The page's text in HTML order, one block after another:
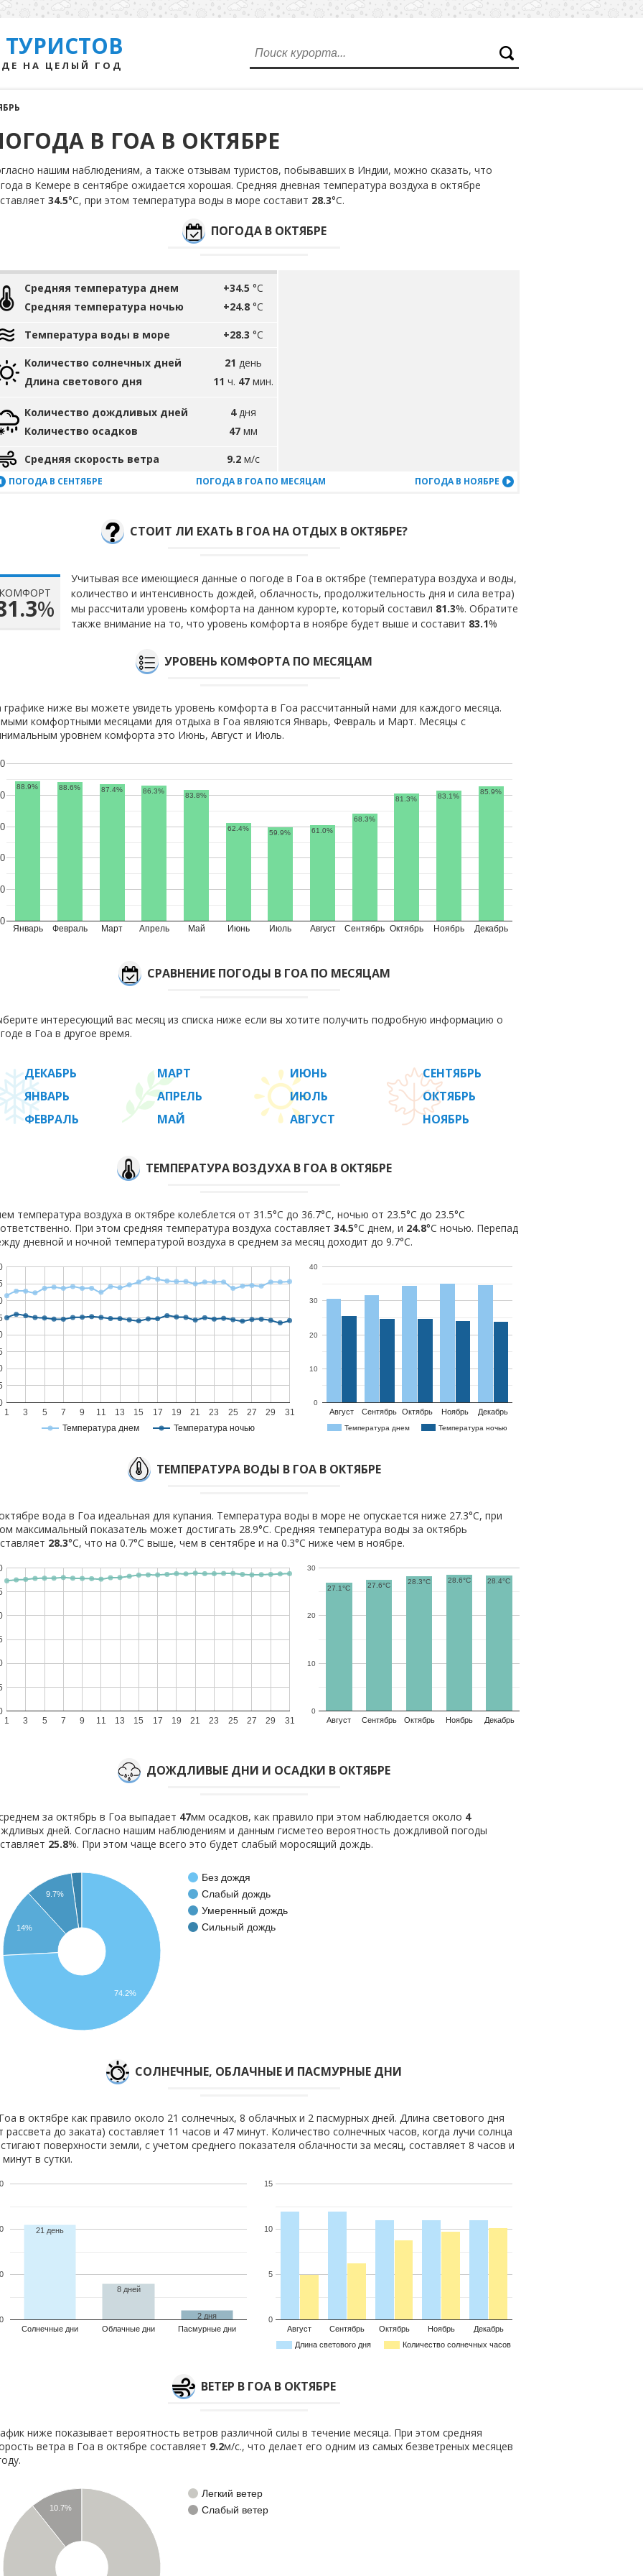
НА ЦЕЛЫЙ ГОД
В ГОА В ОКТЯБРЕ
нашим наблюдениям, а также отзывам туристов, побывавших в Индии, можно сказать, что
в Кемере в сентябре ожидается хорошая. Средняя дневная температура воздуха в октябре
34.5°С, при этом температура воды в море составит 28.3°С.
ПОГОДА В ОКТЯБРЕ
Средняя температура днем
Средняя температура ночью
+34.5 °C
+24.8 °C
Температура воды в море +28.3 °C
Количество солнечных дней
Длина светового дня
21 день
11 ч. 47 мин.
Количество дождливых дней
Количество осадков
4дня
47 мм
Средняя скорость ветра 9.2 м/с
ПОГОДА В СЕНТЯБРЕ ПОГОДА В ГОА ПО МЕСЯЦАМ ПОГОДА В НОЯБРЕ
СТОИТ ЛИ ЕХАТЬ В ГОА НА ОТДЫХ В ОКТЯБРЕ?
КОМФОРТ
%
Учитывая все имеющиеся данные о погоде в Гоа в октябре (температура воздуха и воды,
количество и интенсивность дождей, облачность, продолжительность дня и сила ветра)
мы рассчитали уровень комфорта на данном курорте, который составил 81.3%. Обратите
также внимание на то, что уровень комфорта в ноябре будет выше и составит 83.1%
УРОВЕНЬ КОМФОРТА ПО МЕСЯЦАМ
графике ниже вы можете увидеть уровень комфорта в Гоа рассчитанный нами для каждого месяца.
комфортными месяцами для отдыха в Гоа являются Январь, Февраль и Март. Месяцы с
уровнем комфорта это Июнь, Август и Июль.
Январь Февраль Март Апрель Май Июнь Июль Август Сентябрь Октябрь Ноябрь Декабрь
0
88.9% 88.6% 87.4% 86.3%
83.8%
62.4%
59.9% 61.0%
68.3%
81.3% 83.1%
85.9%
СРАВНЕНИЕ ПОГОДЫ В ГОА ПО МЕСЯЦАМ
интересующий вас месяц из списка ниже если вы хотите получить подробную информацию о
в Гоа в другое время.
ДЕКАБРЬ
ЯНВАРЬ
ФЕВРАЛЬ
МАРТ
АПРЕЛЬ
МАЙ
ИЮНЬ
ИЮЛЬ
АВГУСТ
СЕНТЯБРЬ
ОКТЯБРЬ
НОЯБРЬ
ТЕМПЕРАТУРА ВОЗДУХА В ГОА В ОКТЯБРЕ
температура воздуха в октябре колеблется от 31.5°C до 36.7°C, ночью от 23.5°C до 23.5°C
При этом средняя температура воздуха составляет 34.5°C днем, и 24.8°C ночью. Перепад
дневной и ночной температурой воздуха в среднем за месяц доходит до 9.7°С.
Температура днем Температура ночью
1 3 5 7 9 11 13 15 17 19 21 23 25 27 29 31
Температура днем Температура ночью
Август Сентябрь Октябрь Ноябрь Декабрь
0
10
20
30
40
ТЕМПЕРАТУРА ВОДЫ В ГОА В ОКТЯБРЕ
вода в Гоа идеальная для купания. Температура воды в море не опускается ниже 27.3°C, при
максимальный показатель может достигать 28.9°C. Средняя температура воды за октябрь
28.3°C, что на 0.7°C выше, чем в сентябре и на 0.3°C ниже чем в ноябре.
1 3 5 7 9 11 13 15 17 19 21 23 25 27 29 31 Август Сентябрь Октябрь Ноябрь Декабрь
0
10
20
30
27.1°C 27.6°C 28.3°C 28.6°C 28.4°C
ДОЖДЛИВЫЕ ДНИ И ОСАДКИ В ОКТЯБРЕ
за октябрь в Гоа выпадает 47мм осадков, как правило при этом наблюдается около 4
дней. Согласно нашим наблюдениям и данным гисметео вероятность дождливой погоды
25.8%. При этом чаще всего это будет слабый моросящий дождь.
Без дождя
Слабый дождь
Умеренный дождь
Сильный дождь
9.7%
14%
74.2%
CОЛНЕЧНЫЕ, ОБЛАЧНЫЕ И ПАСМУРНЫЕ ДНИ
в октябре как правило около 21 солнечных, 8 облачных и 2 пасмурных дней. Длина светового дня
рассвета до заката) составляет 11 часов и 47 минут. Количество солнечных часов, когда лучи солнца
поверхности земли, с учетом среднего показателя облачности за месяц, составляет 8 часов и
минут в сутки.
Солнечные дни Облачные дни Пасмурные дни
0
21 день
8 дней
2 дня
Длина светового дня Количество солнечных часов
Август Сентябрь Октябрь Ноябрь Декабрь
0
5
10
15
ВЕТЕР В ГОА В ОКТЯБРЕ
ниже показывает вероятность ветров различной силы в течение месяца. При этом средняя
ветра в Гоа в октябре составляет 9.2м/с., что делает его одним из самых безветреных месяцев
Легкий ветер
Слабый ветер
10.7%